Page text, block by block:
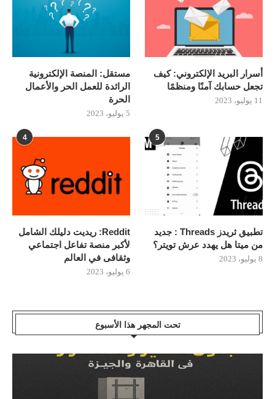
مستقل: المنصة الإلكترونية
الرائدة للعمل الحر والأعمال
الحرة
5 يوليو، 2023
أسرار البريد الإلكتروني: كيف
تجعل حسابك آمنًا ومنظمًا
11 يوليو، 2023
4
Reddit: ريديت دليلك الشامل
لأكبر منصة تفاعل اجتماعي
وثقافى في العالم
6 يوليو، 2023
5
تطبيق ثريدز Threads : جديد
من ميتا هل يهدد عرش تويتر؟
8 يوليو، 2023
تحت المجهر هذا الأسبوع